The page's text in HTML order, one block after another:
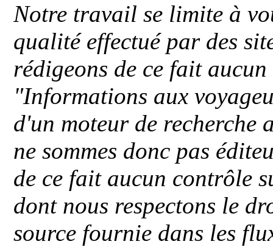
Notre travail se limite à
qualité effectué par des
rédigeons de ce fait
"Informations aux
d'un moteur de recherche
ne sommes donc pas
de ce fait aucun contrôle
dont nous respectons le
source fournie dans les